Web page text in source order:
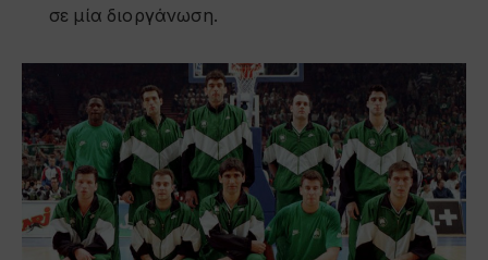
σε μία διοργάνωση.